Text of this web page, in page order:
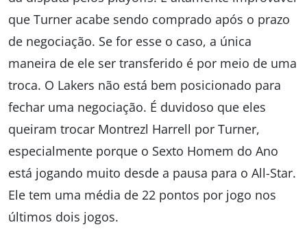
que Turner acabe sendo comprado após o prazo
de negociação. Se for esse o caso, a única
maneira de ele ser transferido é por meio de uma
troca. O Lakers não está bem posicionado para
fechar uma negociação. É duvidoso que eles
queiram trocar Montrezl Harrell por Turner,
especialmente porque o Sexto Homem do Ano
está jogando muito desde a pausa para o All-Star.
Ele tem uma média de 22 pontos por jogo nos
últimos dois jogos.